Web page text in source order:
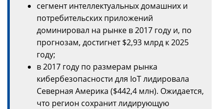
сегмент интеллектуальных домашних и
потребительских приложений
доминировал на рынке в 2017 году и, по
прогнозам, достигнет $2,93 млрд к 2025
году;
в 2017 году по размерам рынка
кибербезопасности для IoT лидировала
Северная Америка ($442,4 млн). Ожидается,
что регион сохранит лидирующую